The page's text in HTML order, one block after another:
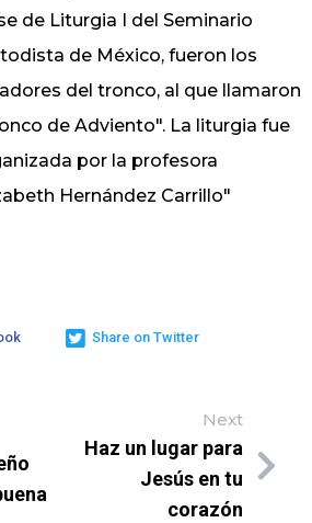
de Liturgia I del Seminario
de México, fueron los
del tronco, al que llamaron
de Adviento". La liturgia fue
por la profesora
Hernández Carrillo"
Share on Twitter
Next
Haz un lugar para
Jesús en tu
corazón